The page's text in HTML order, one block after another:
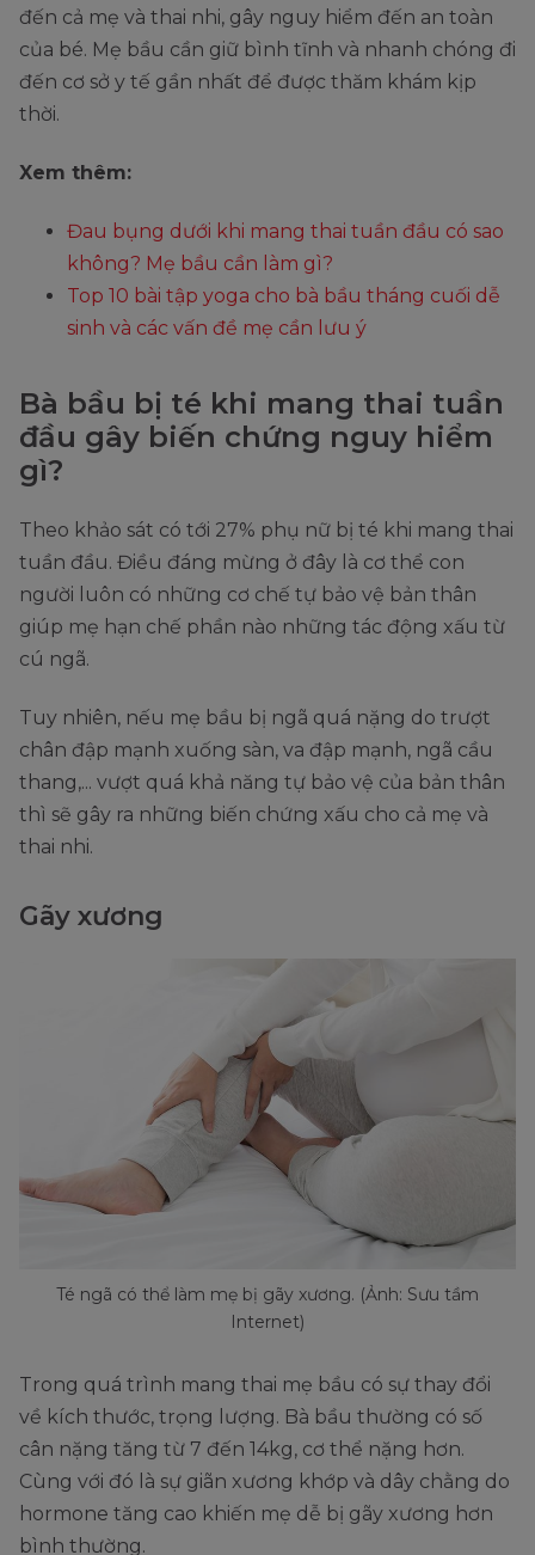
đến cả mẹ và thai nhi, gây nguy hiểm đến an toàn
của bé. Mẹ bầu cần giữ bình tĩnh và nhanh chóng đi
đến cơ sở y tế gần nhất để được thăm khám kịp
thời.
Xem thêm:
Đau bụng dưới khi mang thai tuần đầu có sao
không? Mẹ bầu cần làm gì?
Top 10 bài tập yoga cho bà bầu tháng cuối dễ
sinh và các vấn đề mẹ cần lưu ý
Bà bầu bị té khi mang thai tuần
đầu gây biến chứng nguy hiểm
gì?
Theo khảo sát có tới 27% phụ nữ bị té khi mang thai
tuần đầu. Điều đáng mừng ở đây là cơ thể con
người luôn có những cơ chế tự bảo vệ bản thân
giúp mẹ hạn chế phần nào những tác động xấu từ
cú ngã.
Tuy nhiên, nếu mẹ bầu bị ngã quá nặng do trượt
chân đập mạnh xuống sàn, va đập mạnh, ngã cầu
thang,... vượt quá khả năng tự bảo vệ của bản thân
thì sẽ gây ra những biến chứng xấu cho cả mẹ và
thai nhi.
Gãy xương
Té ngã có thể làm mẹ bị gãy xương. (Ảnh: Sưu tầm
Internet)
Trong quá trình mang thai mẹ bầu có sự thay đổi
về kích thước, trọng lượng. Bà bầu thường có số
cân nặng tăng từ 7 đến 14kg, cơ thể nặng hơn.
Cùng với đó là sự giãn xương khớp và dây chằng do
hormone tăng cao khiến mẹ dễ bị gãy xương hơn
bình thường.